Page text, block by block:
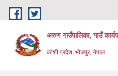
Skip to main content
अरुण गाउँपालिका, गाउँ
कोशी प्रदेश, भोजपुर, नेपाल